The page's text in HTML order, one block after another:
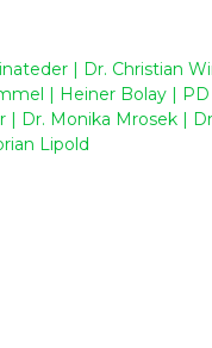
Dr. Christian
Heiner Bolay
Dr. Monika Mrosek
Lipold